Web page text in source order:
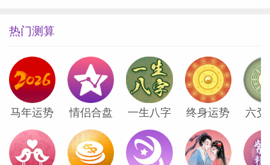
热门测算
马年运势 情侣合盘 一生八字 终身运势 六爻